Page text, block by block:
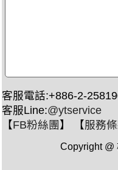
客服電話:+886-2-
客服Line:@ytservice
【FB粉絲團 】 【服務
Copyright @